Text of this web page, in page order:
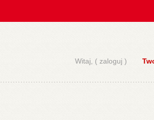
Witaj, ( zaloguj )